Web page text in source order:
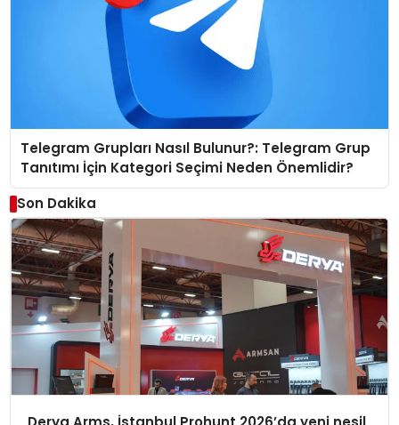
Telegram Grupları Nasıl Bulunur?: Telegram Grup
Tanıtımı İçin Kategori Seçimi Neden Önemlidir?
Son Dakika